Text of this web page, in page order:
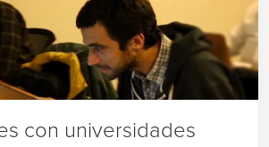
con universidades